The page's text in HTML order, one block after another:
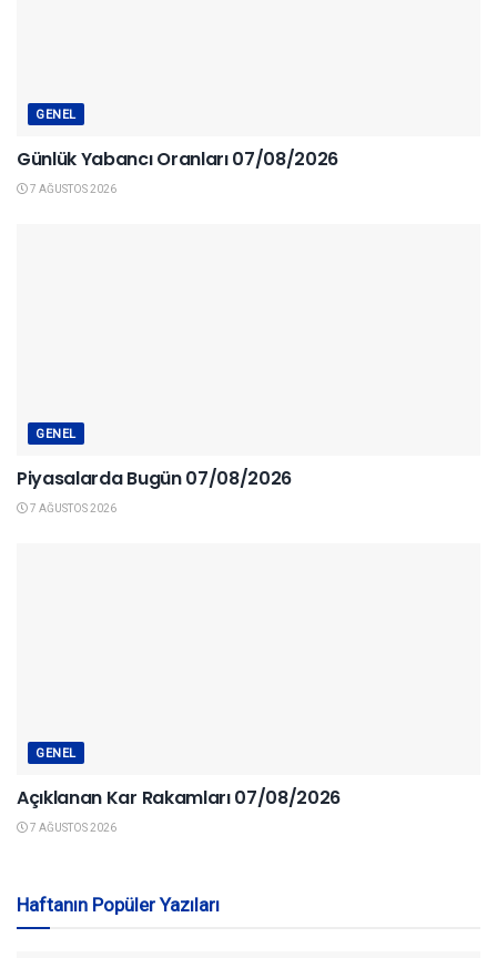
GENEL
Günlük Yabancı Oranları 07/08/2026
7 AĞUSTOS 2026
GENEL
Piyasalarda Bugün 07/08/2026
7 AĞUSTOS 2026
GENEL
Açıklanan Kar Rakamları 07/08/2026
7 AĞUSTOS 2026
Haftanın Popüler Yazıları